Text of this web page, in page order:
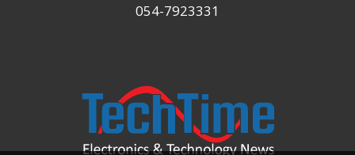
054-7923331